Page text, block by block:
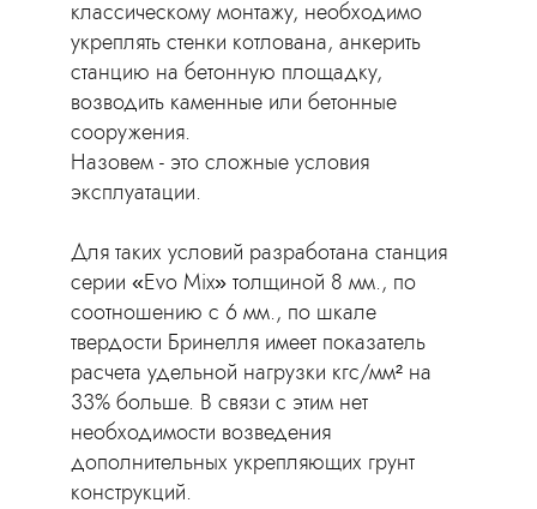
классическому монтажу, необходимо
укреплять стенки котлована, анкерить
станцию на бетонную площадку,
возводить каменные или бетонные
сооружения.
Назовем - это сложные условия
эксплуатации.
Для таких условий разработана станция
серии «Evo Mix» толщиной 8 мм., по
соотношению с 6 мм., по шкале
твердости Бринелля имеет показатель
расчета удельной нагрузки кгс/мм² на
33% больше. В связи с этим нет
необходимости возведения
дополнительных укрепляющих грунт
конструкций.